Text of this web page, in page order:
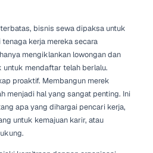
mandiri untuk transaksi sewa
staf. Ini tidak hanya
meningkatkan pengalaman
berbasis data dapat memandu
perusahaan mempertahankan
nyata.
teknologi bukan hanya